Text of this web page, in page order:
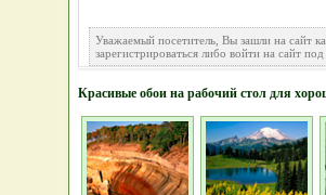
Уважаемый посетитель, Вы зашли на сайт
зарегистрироваться либо войти на сайт
Красивые обои на рабочий стол для